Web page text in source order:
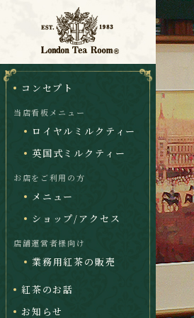
コンセプト
当店看板メニュー
ロイヤルミルクティー
英国式ミルクティー
お店をご利用の方
メニュー
ショップ/アクセス
店舗運営者様向け
業務用紅茶の販売
紅茶のお話
お知らせ